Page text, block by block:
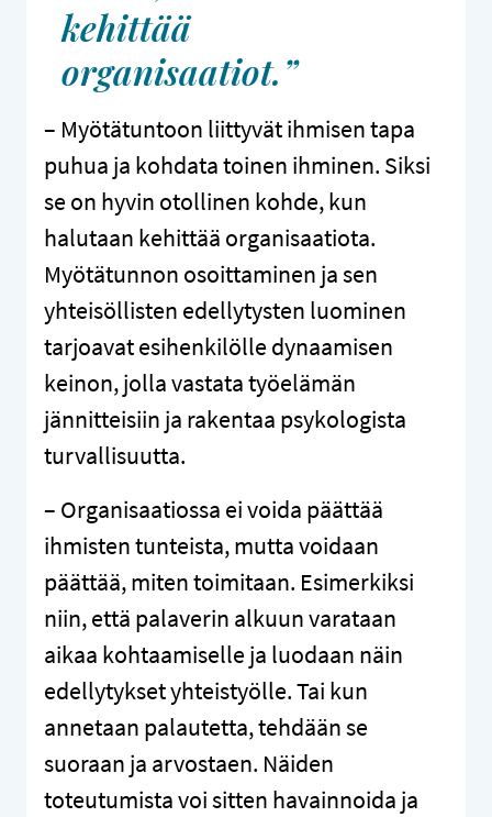
kehittää
organisaatiot.”
– Myötätuntoon liittyvät ihmisen tapa
puhua ja kohdata toinen ihminen. Siksi
se on hyvin otollinen kohde, kun
halutaan kehittää organisaatiota.
Myötätunnon osoittaminen ja sen
yhteisöllisten edellytysten luominen
tarjoavat esihenkilölle dynaamisen
keinon, jolla vastata työelämän
jännitteisiin ja rakentaa psykologista
turvallisuutta.
– Organisaatiossa ei voida päättää
ihmisten tunteista, mutta voidaan
päättää, miten toimitaan. Esimerkiksi
niin, että palaverin alkuun varataan
aikaa kohtaamiselle ja luodaan näin
edellytykset yhteistyölle. Tai kun
annetaan palautetta, tehdään se
suoraan ja arvostaen. Näiden
toteutumista voi sitten havainnoida ja